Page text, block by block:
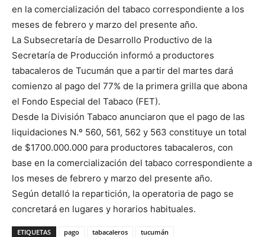
en la comercialización del tabaco correspondiente a los
meses de febrero y marzo del presente año.
La Subsecretaría de Desarrollo Productivo de la
Secretaría de Producción informó a productores
tabacaleros de Tucumán que a partir del martes dará
comienzo al pago del 77% de la primera grilla que abona
el Fondo Especial del Tabaco (FET).
Desde la División Tabaco anunciaron que el pago de las
liquidaciones N.º 560, 561, 562 y 563 constituye un total
de $1700.000.000 para productores tabacaleros, con
base en la comercialización del tabaco correspondiente a
los meses de febrero y marzo del presente año.
Según detalló la repartición, la operatoria de pago se
concretará en lugares y horarios habituales.
ETIQUETAS pago tabacaleros tucumán